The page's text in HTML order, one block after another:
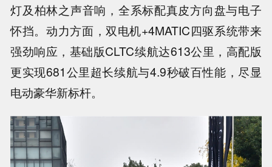
灯及柏林之声音响，全系标配真皮方向盘与电子
怀挡。动力方面，双电机+4MATIC四驱系统带来
强劲响应，基础版CLTC续航达613公里，高配版
更实现681公里超长续航与4.9秒破百性能，尽显
电动豪华新标杆。